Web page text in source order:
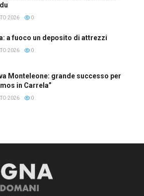
2026 0
a fuoco un deposito di attrezzi
2026 0
Monteleone: grande successo per
in Carrela”
2026 0